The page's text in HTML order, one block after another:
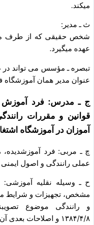
می­کند.
ث ـ مدیر:
شخص حقیقی که از طرف
عهده می­گیرد.
تبصره ـ مؤسس می تواند در
عنوان مدیر همان آموزشگاه
ج ـ مدرس: فرد آموزش
قوانین و مقررات
آموزان در آموزشگاه
چ ـ مربی: فرد آموزش­دیده،
عملی رانندگی و اصول ایمنی
ح ـ وسیله نقلیه آموزشی:
۱۳۸۴/۴/۸ و اصلاحات بعدی آن.